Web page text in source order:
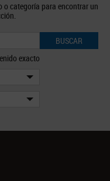
o categoría para encontrar un
BUSCAR
exacto